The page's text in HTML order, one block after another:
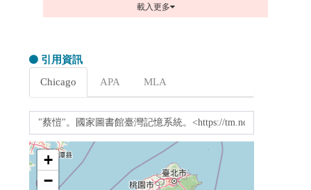
載入更多
引用資訊
Chicago
APA MLA
+
−